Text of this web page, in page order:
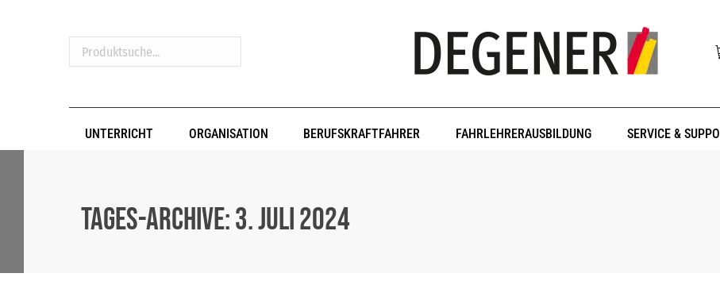
Produktsuche...
UNTERRICHT ORGANISATION BERUFSKRAFTFAHRER FAHRLEHRERAUSBILDUNG SERVICE &
Tages-Archive:3. Juli 2024